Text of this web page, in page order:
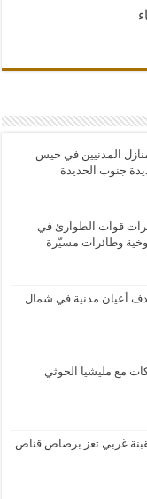
المدنيين في حيس
جنوب الحديدة
قوات الطوارئ في
وطائرات مسيّرة
أعيان مدنية في شمال
مع مليشيا الحوثي
غربي تعز برصاص قناص